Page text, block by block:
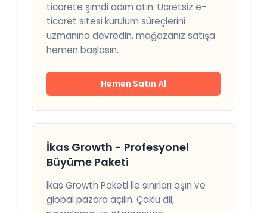
ticarete şimdi adım atın. Ücretsiz e-
ticaret sitesi kurulum süreçlerini
uzmanına devredin, mağazanız satışa
hemen başlasın.
Hemen Satın Al
İkas Growth - Profesyonel
Büyüme Paketi
ikas Growth Paketi ile sınırları aşın ve
global pazara açılın. Çoklu dil,